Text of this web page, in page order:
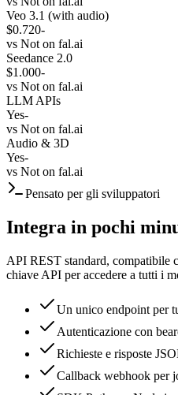
Veo 3.1 (with audio)
$0.720-
vs Not on fal.ai
Seedance 2.0
$1.000-
vs Not on fal.ai
LLM APIs
Yes-
vs Not on fal.ai
Audio & 3D
Yes-
vs Not on fal.ai
Pensato per gli sviluppatori
Integra in pochi
API REST standard, compatibile
chiave API per accedere a tutti i
Un unico endpoint per
Autenticazione con
Richieste e risposte
Callback webhook per